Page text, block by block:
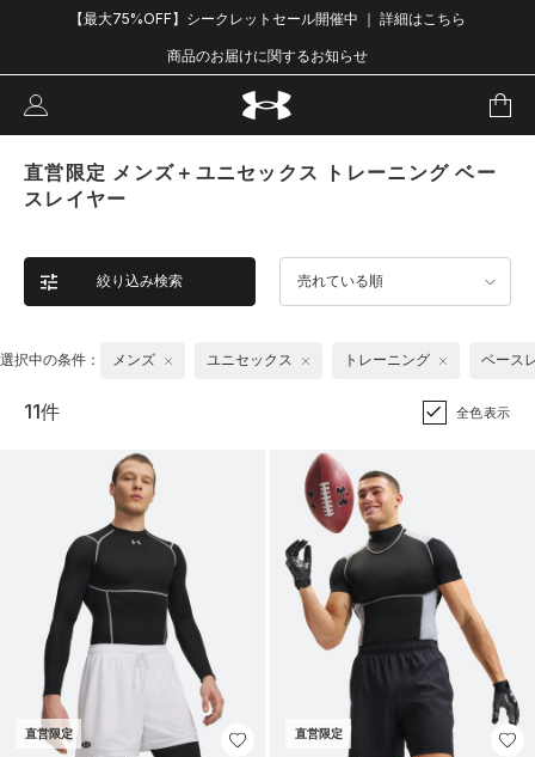
【最大75%OFF】シークレットセール開催中 ｜ 詳細はこちら
商品のお届けに関するお知らせ
直営限定 メンズ＋ユニセックス トレーニング ベー
スレイヤー
絞り込み検索 売れている順
選択中の条件： メンズ ユニセックス トレーニング ベース
11件 全色表示
直営限定 直営限定